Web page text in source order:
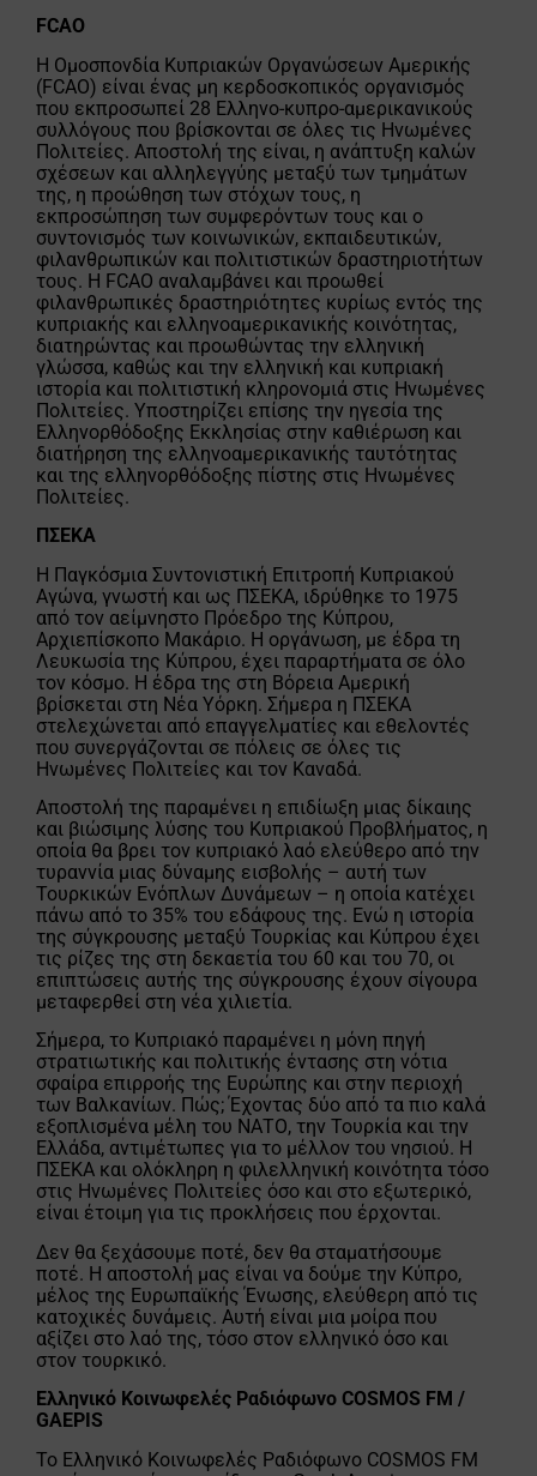
FCAO
Η Ομοσπονδία Κυπριακών Οργανώσεων Αμερικής
(FCAO) είναι ένας μη κερδοσκοπικός οργανισμός
που εκπροσωπεί 28 Ελληνο-κυπρο-αμερικανικούς
συλλόγους που βρίσκονται σε όλες τις Ηνωμένες
Πολιτείες. Αποστολή της είναι, η ανάπτυξη καλών
σχέσεων και αλληλεγγύης μεταξύ των τμημάτων
της, η προώθηση των στόχων τους, η
εκπροσώπηση των συμφερόντων τους και ο
συντονισμός των κοινωνικών, εκπαιδευτικών,
φιλανθρωπικών και πολιτιστικών δραστηριοτήτων
τους. Η FCAO αναλαμβάνει και προωθεί
φιλανθρωπικές δραστηριότητες κυρίως εντός της
κυπριακής και ελληνοαμερικανικής κοινότητας,
διατηρώντας και προωθώντας την ελληνική
γλώσσα, καθώς και την ελληνική και κυπριακή
ιστορία και πολιτιστική κληρονομιά στις Ηνωμένες
Πολιτείες. Υποστηρίζει επίσης την ηγεσία της
Ελληνορθόδοξης Εκκλησίας στην καθιέρωση και
διατήρηση της ελληνοαμερικανικής ταυτότητας
και της ελληνορθόδοξης πίστης στις Ηνωμένες
Πολιτείες.
ΠΣΕΚΑ
Η Παγκόσμια Συντονιστική Επιτροπή Κυπριακού
Αγώνα, γνωστή και ως ΠΣΕΚΑ, ιδρύθηκε το 1975
από τον αείμνηστο Πρόεδρο της Κύπρου,
Αρχιεπίσκοπο Μακάριο. Η οργάνωση, με έδρα τη
Λευκωσία της Κύπρου, έχει παραρτήματα σε όλο
τον κόσμο. Η έδρα της στη Βόρεια Αμερική
βρίσκεται στη Νέα Υόρκη. Σήμερα η ΠΣΕΚΑ
στελεχώνεται από επαγγελματίες και εθελοντές
που συνεργάζονται σε πόλεις σε όλες τις
Ηνωμένες Πολιτείες και τον Καναδά.
Αποστολή της παραμένει η επιδίωξη μιας δίκαιης
και βιώσιμης λύσης του Κυπριακού Προβλήματος, η
οποία θα βρει τον κυπριακό λαό ελεύθερο από την
τυραννία μιας δύναμης εισβολής – αυτή των
Τουρκικών Ενόπλων Δυνάμεων – η οποία κατέχει
πάνω από το 35% του εδάφους της. Ενώ η ιστορία
της σύγκρουσης μεταξύ Τουρκίας και Κύπρου έχει
τις ρίζες της στη δεκαετία του 60 και του 70, οι
επιπτώσεις αυτής της σύγκρουσης έχουν σίγουρα
μεταφερθεί στη νέα χιλιετία.
Σήμερα, το Κυπριακό παραμένει η μόνη πηγή
στρατιωτικής και πολιτικής έντασης στη νότια
σφαίρα επιρροής της Ευρώπης και στην περιοχή
των Βαλκανίων. Πώς; Έχοντας δύο από τα πιο καλά
εξοπλισμένα μέλη του ΝΑΤΟ, την Τουρκία και την
Ελλάδα, αντιμέτωπες για το μέλλον του νησιού. Η
ΠΣΕΚΑ και ολόκληρη η φιλελληνική κοινότητα τόσο
στις Ηνωμένες Πολιτείες όσο και στο εξωτερικό,
είναι έτοιμη για τις προκλήσεις που έρχονται.
Δεν θα ξεχάσουμε ποτέ, δεν θα σταματήσουμε
ποτέ. Η αποστολή μας είναι να δούμε την Κύπρο,
μέλος της Ευρωπαϊκής Ένωσης, ελεύθερη από τις
κατοχικές δυνάμεις. Αυτή είναι μια μοίρα που
αξίζει στο λαό της, τόσο στον ελληνικό όσο και
στον τουρκικό.
Ελληνικό Κοινωφελές Ραδιόφωνο COSMOS FM /
GAEPIS
Το Ελληνικό Κοινωφελές Ραδιόφωνο COSMOS FM